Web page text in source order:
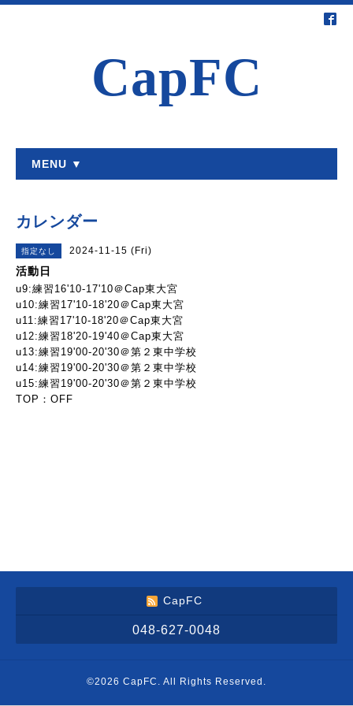
CapFC
MENU ▼
カレンダー
指定なし 2024-11-15 (Fri)
活動日
u9:練習16'10-17'10＠Cap東大宮
u10:練習17'10-18'20＠Cap東大宮
u11:練習17'10-18'20＠Cap東大宮
u12:練習18'20-19'40＠Cap東大宮
u13:練習19'00-20'30＠第２東中学校
u14:練習19'00-20'30＠第２東中学校
u15:練習19'00-20'30＠第２東中学校
TOP：OFF
CapFC
048-627-0048
©2026 CapFC . All Rights Reserved.